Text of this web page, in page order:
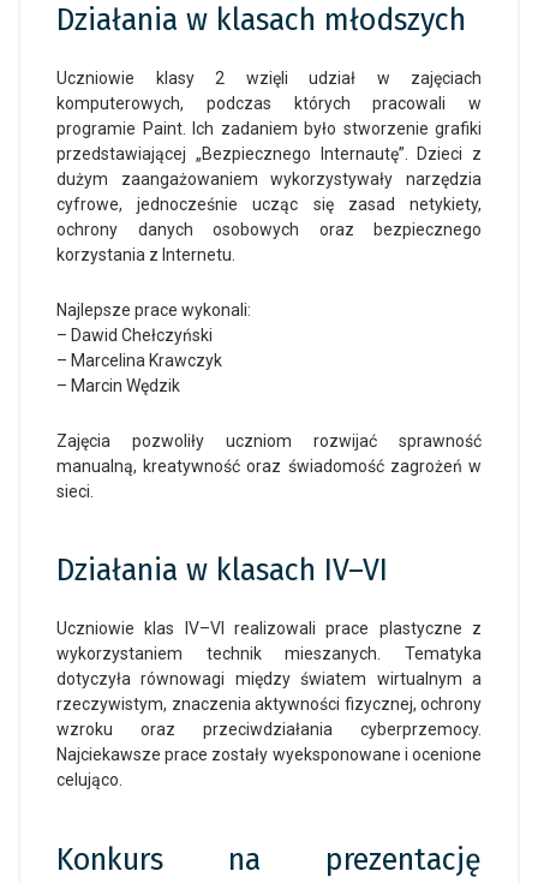
Działania w klasach młodszych
Uczniowie klasy 2 wzięli udział w zajęciach
komputerowych, podczas których pracowali w
programie Paint. Ich zadaniem było stworzenie grafiki
przedstawiającej „Bezpiecznego Internautę”. Dzieci z
dużym zaangażowaniem wykorzystywały narzędzia
cyfrowe, jednocześnie ucząc się zasad netykiety,
ochrony danych osobowych oraz bezpiecznego
korzystania z Internetu.
Najlepsze prace wykonali:
– Dawid Chełczyński
– Marcelina Krawczyk
– Marcin Wędzik
Zajęcia pozwoliły uczniom rozwijać sprawność
manualną, kreatywność oraz świadomość zagrożeń w
sieci.
Działania w klasach IV–VI
Uczniowie klas IV–VI realizowali prace plastyczne z
wykorzystaniem technik mieszanych. Tematyka
dotyczyła równowagi między światem wirtualnym a
rzeczywistym, znaczenia aktywności fizycznej, ochrony
wzroku oraz przeciwdziałania cyberprzemocy.
Najciekawsze prace zostały wyeksponowane i ocenione
celująco.
Konkurs na prezentację